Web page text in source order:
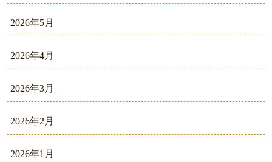
2026年5月
2026年4月
2026年3月
2026年2月
2026年1月